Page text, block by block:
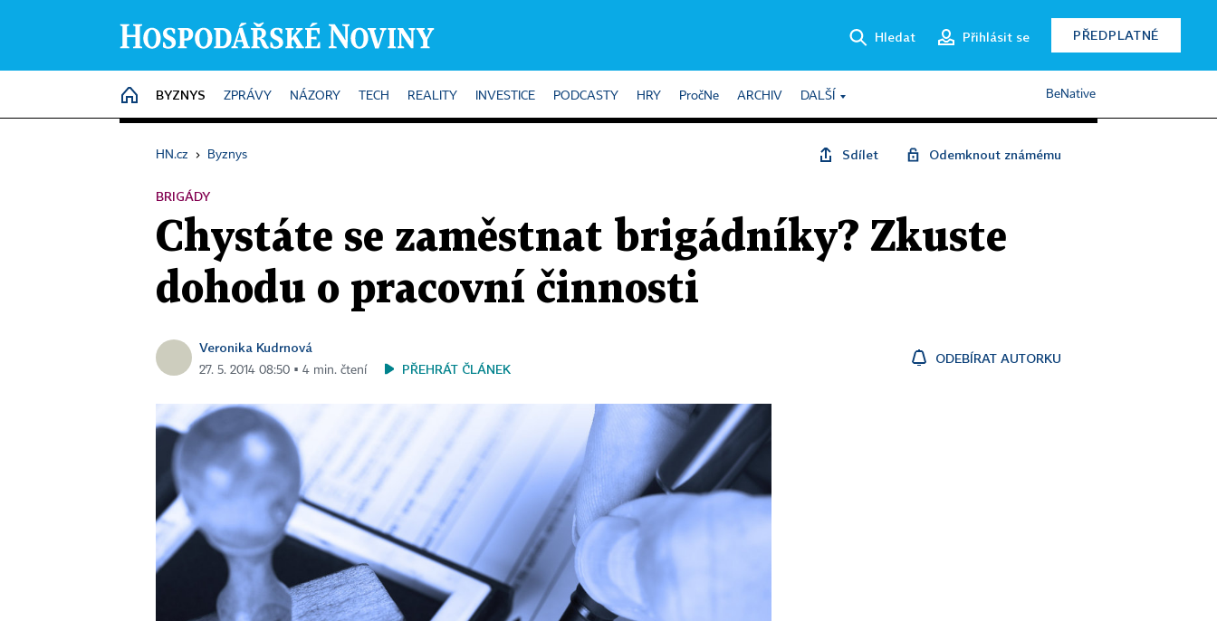
Hledat Přihlásit se PŘEDPLATNÉ
HOME
BYZNYS ZPRÁVY NÁZORY TECH REALITY INVESTICE PODCASTY HRY PročNe ARCHIV DALŠÍ BeNative
HN.cz › Byznys Sdílet Odemknout známému
BRIGÁDY
Chystáte se zaměstnat brigádníky? Zkuste
dohodu o pracovní činnosti
Veronika Kudrnová
27. 5. 2014 08:50 ▪ 4 min. čtení PŘEHRÁT ČLÁNEK
ODEBÍRAT AUTORKU